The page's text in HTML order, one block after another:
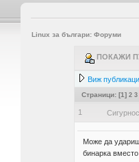
Linux за българи: Форуми
ПОКАЖИ
Виж
Страници: [1] 2 3
1
Може да
бинарка